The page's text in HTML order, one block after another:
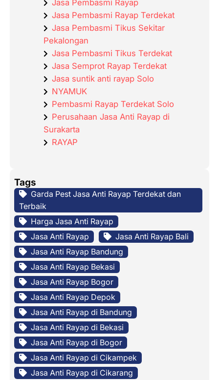
Jasa Pembasmi Rayap
Jasa Pembasmi Rayap Terdekat
Jasa Pembasmi Tikus Sekitar
Pekalongan
Jasa Pembasmi Tikus Terdekat
Jasa Semprot Rayap Terdekat
Jasa suntik anti rayap Solo
NYAMUK
Pembasmi Rayap Terdekat Solo
Perusahaan Jasa Anti Rayap di
Surakarta
RAYAP
Tags
Garda Pest Jasa Anti Rayap Terdekat dan
Terbaik
Harga Jasa Anti Rayap
Jasa Anti Rayap
Jasa Anti Rayap Bali
Jasa Anti Rayap Bandung
Jasa Anti Rayap Bekasi
Jasa Anti Rayap Bogor
Jasa Anti Rayap Depok
Jasa Anti Rayap di Bandung
Jasa Anti Rayap di Bekasi
Jasa Anti Rayap di Bogor
Jasa Anti Rayap di Cikampek
Jasa Anti Rayap di Cikarang